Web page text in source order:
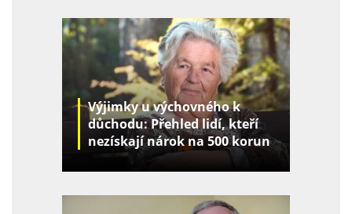
Výjimky u výchovného k
důchodu: Přehled lidí, kteří
nezískají nárok na 500 korun
za děti